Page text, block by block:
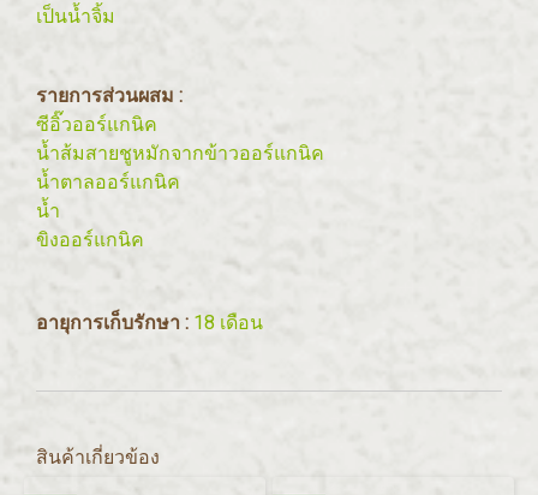
เป็นน้ำจิ้ม
รายการส่วนผสม :
ซีอิ๊วออร์แกนิค
น้ำส้มสายชูหมักจากข้าวออร์แกนิค
น้ำตาลออร์แกนิค
น้ำ
ขิงออร์แกนิค
อายุการเก็บรักษา : 18 เดือน
สินค้าเกี่ยวข้อง